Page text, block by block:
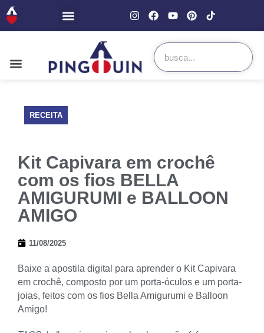
RECEITA
Kit Capivara em crochê
com os fios BELLA
AMIGURUMI e BALLOON
AMIGO
11/08/2025
Baixe a apostila digital para aprender o Kit Capivara
em crochê, composto por um porta-óculos e um porta-
joias, feitos com os fios Bella Amigurumi e Balloon
Amigo!